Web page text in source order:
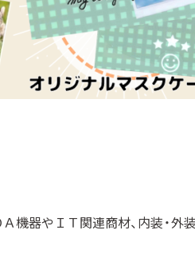
器やＩＴ関連商材、内装・外